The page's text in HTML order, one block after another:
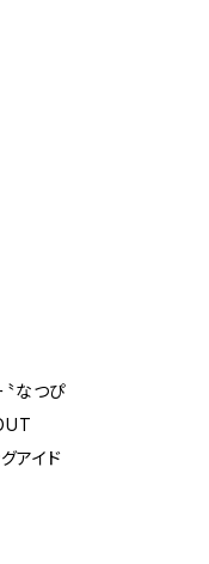
なつぴ
アイド